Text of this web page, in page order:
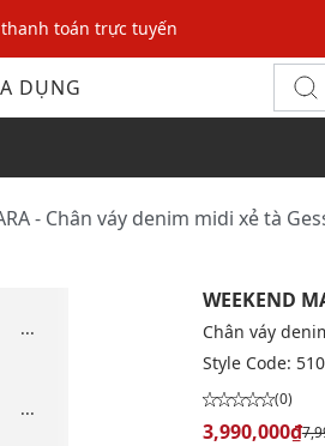
cho thành viên mới!
toán trực tuyến
DỤNG
- Chân váy denim midi xẻ tà
...
...
WEEKEND
Chân váy
Style Code:
(0)
3,990,000₫